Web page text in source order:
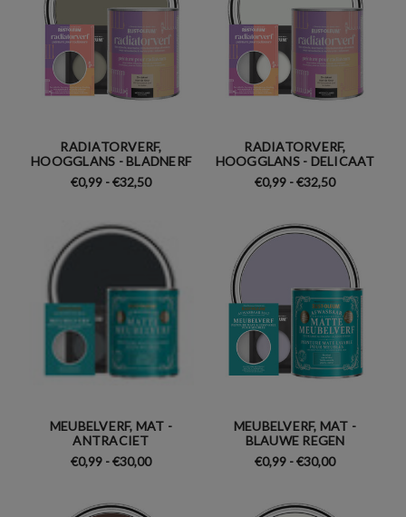
RADIATORVERF,
HOOGGLANS - BLADNERF
€0,99 - €32,50
RADIATORVERF,
HOOGGLANS - DELICAAT
€0,99 - €32,50
MEUBELVERF, MAT -
ANTRACIET
€0,99 - €30,00
MEUBELVERF, MAT -
BLAUWE REGEN
€0,99 - €30,00